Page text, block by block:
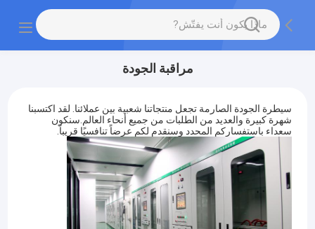
مراقبة الجودة
سيطرة الجودة الصارمة تجعل منتجاتنا شعبية بين عملائنا. لقد اكتسبنا
شهرة كبيرة والعديد من الطلبات من جميع أنحاء العالم.سنكون
سعداء باستفساركم المحدد وسنقدم لكم عرضاً تنافسيًا قريباً.